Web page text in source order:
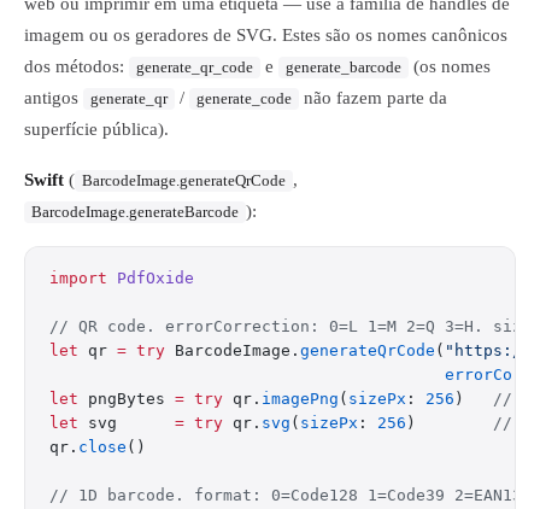
imagem ou os geradores de SVG. Estes são os nomes canônicos
dos métodos:
generate_qr_code e generate_barcode
(os nomes
antigos
generate_qr / generate_code
não fazem parte da
superfície pública).
Swift ( BarcodeImage.generateQrCode ,
BarcodeImage.generateBarcode ):
import PdfOxide
// QR code. errorCorrection: 0=L 1=M 2=Q 3=H.
let qr = try BarcodeImage. generateQrCode ( "https://
let pngBytes = try qr. imagePng ( sizePx : 256 ) //
let svg = try qr. svg ( sizePx : 256 ) //
qr. close ()
// 1D barcode. format: 0=Code128 1=Code39 2=EAN13